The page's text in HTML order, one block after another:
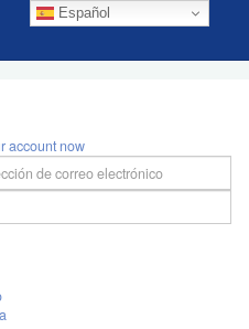
Español
account now